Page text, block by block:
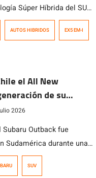
Súper Híbrida del SUV
al consumidor
AUTOS HIBRIDOS EX5 EM-I
el All New
de su
2026
Outback fue
Sudamérica durante una
que reunió a
de Argentina, Perú,
SUV